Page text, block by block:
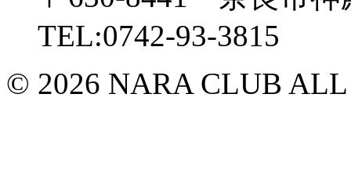
TEL:0742-93-3815
© 2026 NARA CLUB ALL